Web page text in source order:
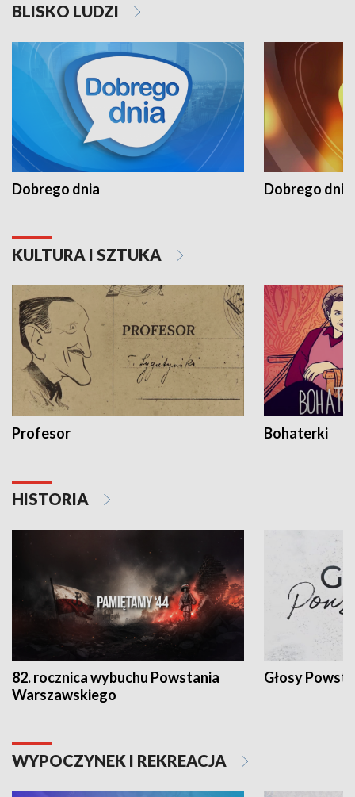
BLISKO LUDZI
Dobrego dnia Dobrego dnia
KULTURA I SZTUKA
Profesor Bohaterki
HISTORIA
82. rocznica wybuchu Powstania
Warszawskiego
Głosy
WYPOCZYNEK I REKREACJA